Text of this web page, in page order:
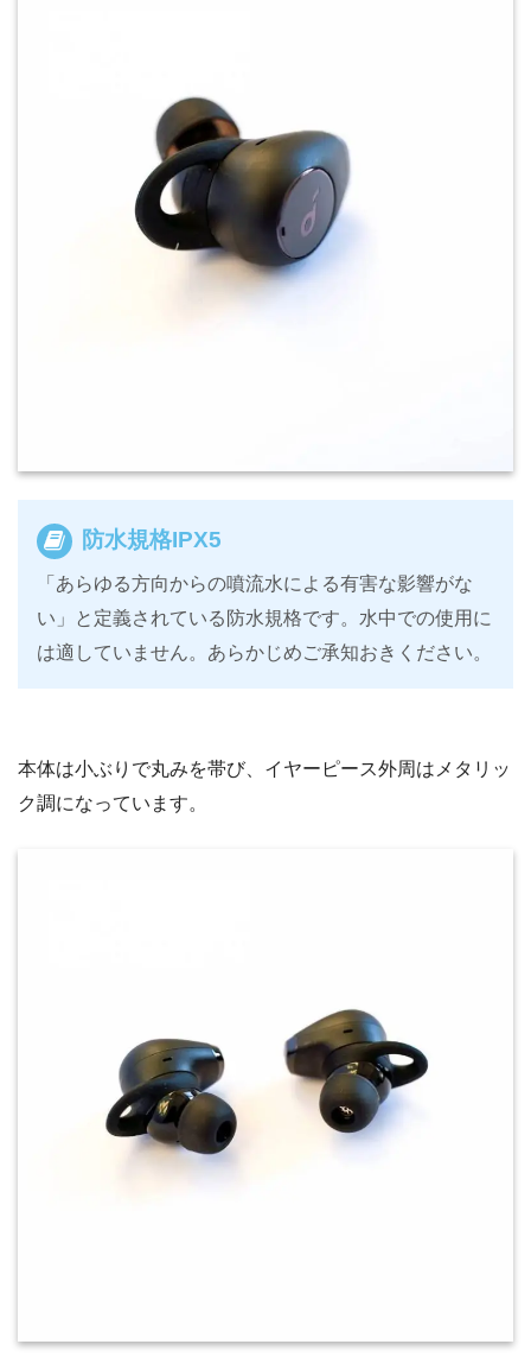
防水規格IPX5
「あらゆる方向からの噴流水による有害な影響がな
い」と定義されている防水規格です。水中での使用に
は適していません。あらかじめご承知おきください。
本体は小ぶりで丸みを帯び、イヤーピース外周はメタリッ
ク調になっています。